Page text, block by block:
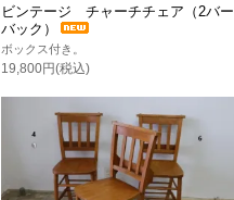
ビンテージ チャーチチェア（2バー
バック）
ボックス付き。
19,800円(税込)